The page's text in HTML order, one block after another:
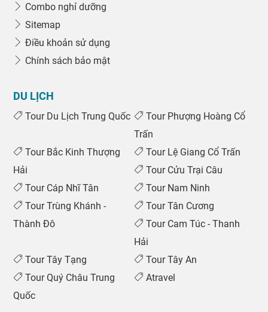
Combo nghỉ dưỡng
Sitemap
Điều khoản sử dụng
Chính sách bảo mật
DU LỊCH
Tour Du Lịch Trung Quốc
Tour Phượng Hoàng Cổ
Trấn
Tour Bắc Kinh Thượng
Hải
Tour Lệ Giang Cổ Trấn
Tour Cửu Trại Câu
Tour Cáp Nhĩ Tân
Tour Nam Ninh
Tour Trùng Khánh -
Thành Đô
Tour Tân Cương
Tour Cam Túc - Thanh
Hải
Tour Tây Tạng
Tour Tây An
Tour Quý Châu Trung
Quốc
Atravel